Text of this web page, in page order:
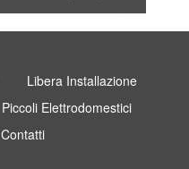
Libera Installazione
Piccoli Elettrodomestici
Contatti